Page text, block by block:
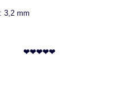
3,2 mm